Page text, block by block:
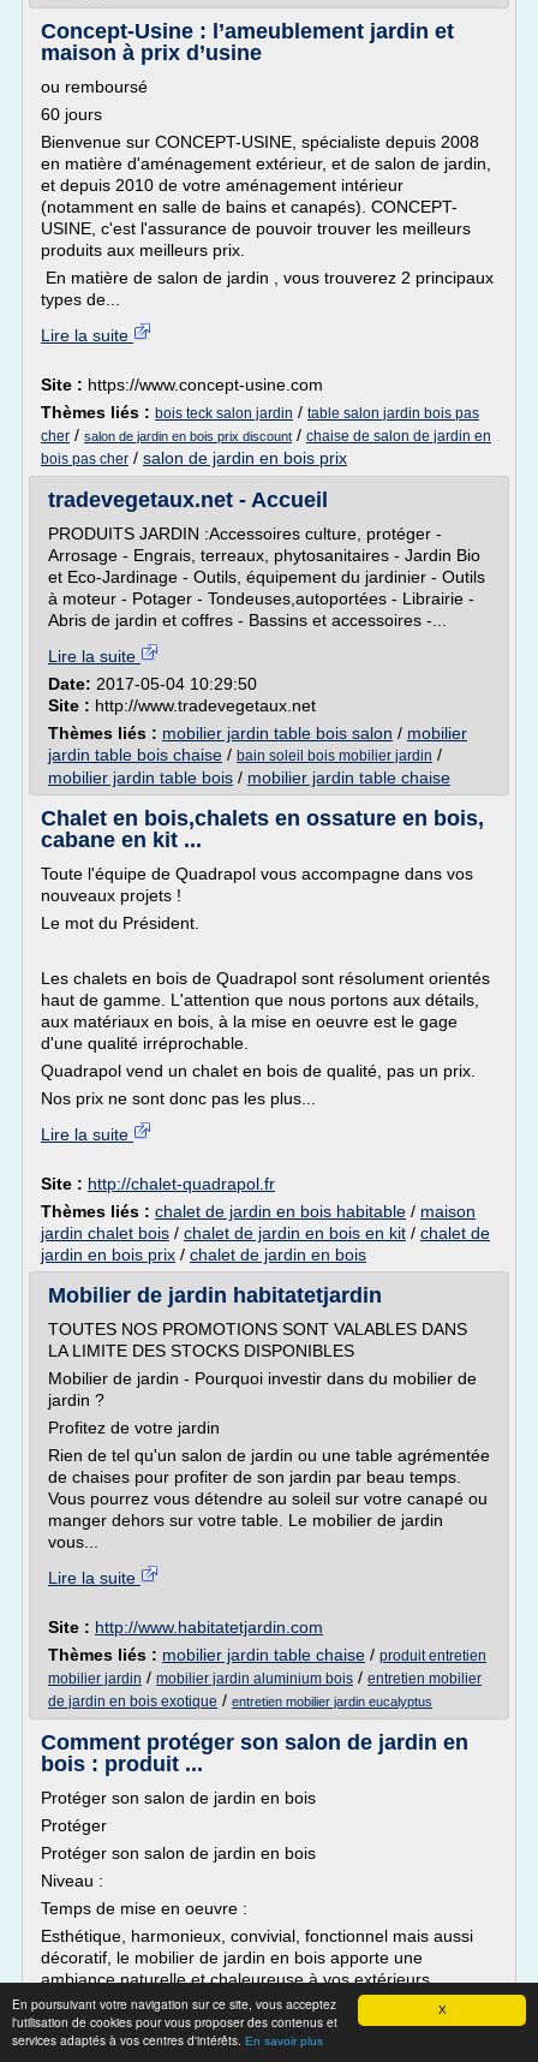
X
En poursuivant votre navigation sur ce site, vous acceptez
l'utilisation de cookies pour vous proposer des contenus et
services adaptés à vos centres d'intérêts. En savoir plus
Concept-Usine : l’ameublement jardin et
maison à prix d’usine
ou remboursé
60 jours
Bienvenue sur CONCEPT-USINE, spécialiste depuis 2008
en matière d'aménagement extérieur, et de salon de jardin,
et depuis 2010 de votre aménagement intérieur
(notamment en salle de bains et canapés). CONCEPT-
USINE, c'est l'assurance de pouvoir trouver les meilleurs
produits aux meilleurs prix.
En matière de salon de jardin , vous trouverez 2 principaux
types de...
Lire la suite
Site : https://www.concept-usine.com
Thèmes liés : bois teck salon jardin / table salon jardin bois pas
cher / salon de jardin en bois prix discount / chaise de salon de jardin en
bois pas cher / salon de jardin en bois prix
tradevegetaux.net - Accueil
PRODUITS JARDIN :Accessoires culture, protéger -
Arrosage - Engrais, terreaux, phytosanitaires - Jardin Bio
et Eco-Jardinage - Outils, équipement du jardinier - Outils
à moteur - Potager - Tondeuses,autoportées - Librairie -
Abris de jardin et coffres - Bassins et accessoires -...
Lire la suite
Date: 2017-05-04 10:29:50
Site : http://www.tradevegetaux.net
Thèmes liés : mobilier jardin table bois salon / mobilier
jardin table bois chaise / bain soleil bois mobilier jardin /
mobilier jardin table bois / mobilier jardin table chaise
Chalet en bois,chalets en ossature en bois,
cabane en kit ...
Toute l'équipe de Quadrapol vous accompagne dans vos
nouveaux projets !
Le mot du Président.
Les chalets en bois de Quadrapol sont résolument orientés
haut de gamme. L'attention que nous portons aux détails,
aux matériaux en bois, à la mise en oeuvre est le gage
d'une qualité irréprochable.
Quadrapol vend un chalet en bois de qualité, pas un prix.
Nos prix ne sont donc pas les plus...
Lire la suite
Site : http://chalet-quadrapol.fr
Thèmes liés : chalet de jardin en bois habitable / maison
jardin chalet bois / chalet de jardin en bois en kit / chalet de
jardin en bois prix / chalet de jardin en bois
Mobilier de jardin habitatetjardin
TOUTES NOS PROMOTIONS SONT VALABLES DANS
LA LIMITE DES STOCKS DISPONIBLES
Mobilier de jardin - Pourquoi investir dans du mobilier de
jardin ?
Profitez de votre jardin
Rien de tel qu'un salon de jardin ou une table agrémentée
de chaises pour profiter de son jardin par beau temps.
Vous pourrez vous détendre au soleil sur votre canapé ou
manger dehors sur votre table. Le mobilier de jardin
vous...
Lire la suite
Site : http://www.habitatetjardin.com
Thèmes liés : mobilier jardin table chaise / produit entretien
mobilier jardin / mobilier jardin aluminium bois / entretien mobilier
de jardin en bois exotique / entretien mobilier jardin eucalyptus
Comment protéger son salon de jardin en
bois : produit ...
Protéger son salon de jardin en bois
Protéger
Protéger son salon de jardin en bois
Niveau :
Temps de mise en oeuvre :
Esthétique, harmonieux, convivial, fonctionnel mais aussi
décoratif, le mobilier de jardin en bois apporte une
ambiance naturelle et chaleureuse à vos extérieurs.
Exposés toute l'année aux intempéries et aux UV, les bois
sont soumis aux variations climatiques (pluie,...